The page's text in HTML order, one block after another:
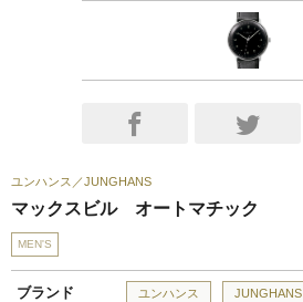
ユンハンス JUNGHANS
マックスビル オートマチック
MEN'S
ブランド ユンハンス JUNGHANS